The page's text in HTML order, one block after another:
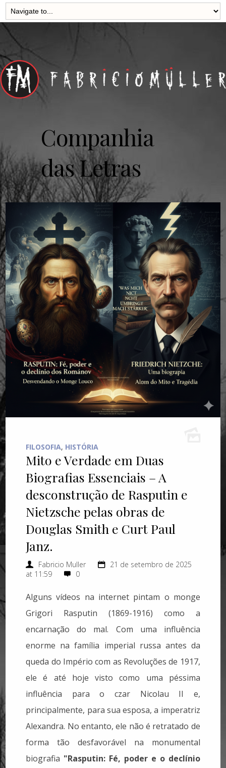
Companhia
das Letras
FILOSOFIA, HISTÓRIA
Mito e Verdade em Duas
Biografias Essenciais – A
desconstrução de Rasputin e
Nietzsche pelas obras de
Douglas Smith e Curt Paul
Janz.
Fabricio Muller
21 de setembro de 2025
at 11:59
0
Alguns vídeos na internet pintam o monge
Grigori Rasputin (1869-1916) como a
encarnação do mal. Com uma influência
enorme na família imperial russa antes da
queda do Império com as Revoluções de 1917,
ele é até hoje visto como uma péssima
influência para o czar Nicolau II e,
principalmente, para sua esposa, a imperatriz
Alexandra. No entanto, ele não é retratado de
forma tão desfavorável na monumental
biografia "Rasputin: Fé, poder e o declínio